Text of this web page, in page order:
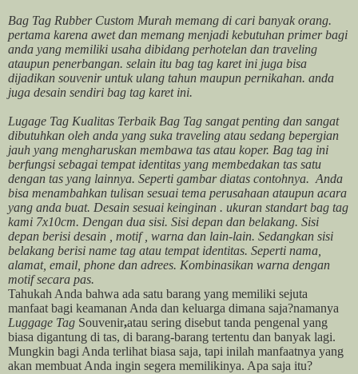
Bag Tag Rubber Custom Murah memang di cari banyak orang.
pertama karena awet dan memang menjadi kebutuhan primer bagi
anda yang memiliki usaha dibidang perhotelan dan traveling
ataupun penerbangan. selain itu bag tag karet ini juga bisa
dijadikan souvenir untuk ulang tahun maupun pernikahan. anda
juga desain sendiri bag tag karet ini.
Lugage Tag Kualitas Terbaik Bag Tag sangat penting dan sangat
dibutuhkan oleh anda yang suka traveling atau sedang bepergian
jauh yang mengharuskan membawa tas atau koper. Bag tag ini
berfungsi sebagai tempat identitas yang membedakan tas satu
dengan tas yang lainnya. Seperti gambar diatas contohnya. Anda
bisa menambahkan tulisan sesuai tema perusahaan ataupun acara
yang anda buat. Desain sesuai keinginan . ukuran standart bag tag
kami 7x10cm. Dengan dua sisi. Sisi depan dan belakang. Sisi
depan berisi desain , motif , warna dan lain-lain. Sedangkan sisi
belakang berisi name tag atau tempat identitas. Seperti nama,
alamat, email, phone dan adrees. Kombinasikan warna dengan
motif secara pas.
Tahukah Anda bahwa ada satu barang yang memiliki sejuta
manfaat bagi keamanan Anda dan keluarga dimana saja?namanya
Luggage Tag Souvenir,atau sering disebut tanda pengenal yang
biasa digantung di tas, di barang-barang tertentu dan banyak lagi.
Mungkin bagi Anda terlihat biasa saja, tapi inilah manfaatnya yang
akan membuat Anda ingin segera memilikinya. Apa saja itu?